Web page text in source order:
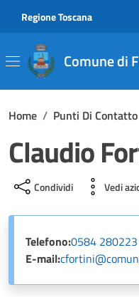
Regione Toscana
Comune di
Home / Punti Di Contatto
Claudio
Condividi Vedi
Telefono:0584 280223
E-mail: